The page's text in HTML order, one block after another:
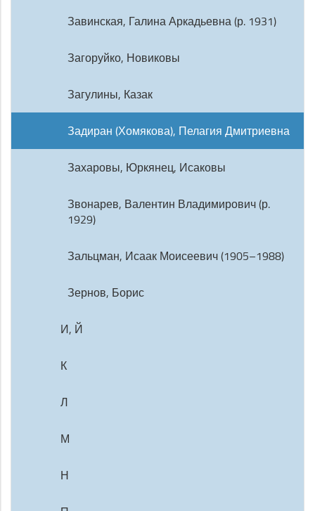
Завинская, Галина Аркадьевна (р. 1931)
Загоруйко, Новиковы
Загулины, Казак
Задиран (Хомякова), Пелагия Дмитриевна
Захаровы, Юркянец, Исаковы
Звонарев, Валентин Владимирович (р.
1929)
Зальцман, Исаак Моисеевич (1905–1988)
Зернов, Борис
И, Й
К
Л
М
Н